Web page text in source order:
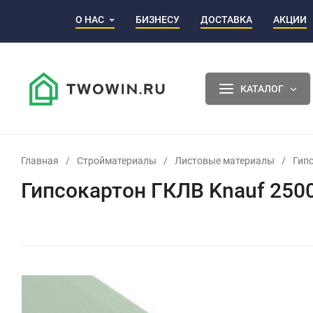
О НАС БИЗНЕСУ ДОСТАВКА АКЦИИ
КАТАЛОГ
Главная / Стройматериалы / Листовые материалы /
Гипсокартон ГКЛВ Knauf